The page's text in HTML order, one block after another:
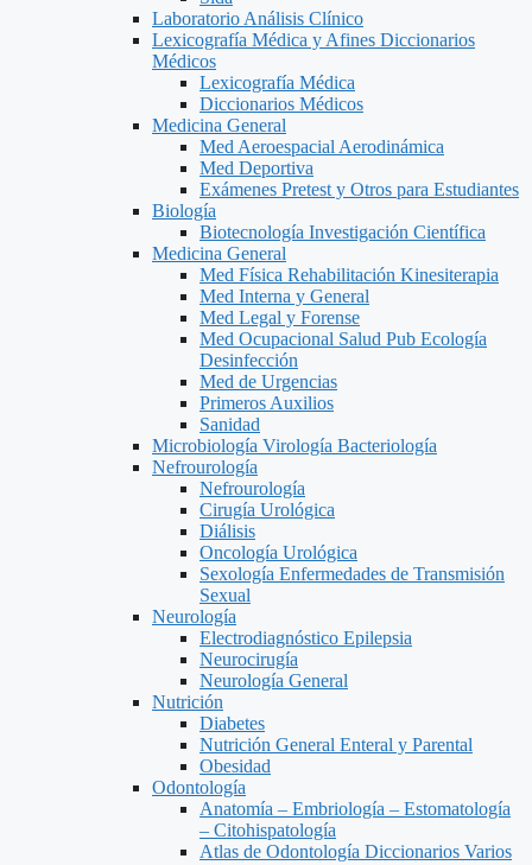
Laboratorio Análisis Clínico
Lexicografía Médica y Afines Diccionarios
Médicos
Lexicografía Médica
Diccionarios Médicos
Medicina General
Med Aeroespacial Aerodinámica
Med Deportiva
Exámenes Pretest y Otros para Estudiantes
Biología
Biotecnología Investigación Científica
Medicina General
Med Física Rehabilitación Kinesiterapia
Med Interna y General
Med Legal y Forense
Med Ocupacional Salud Pub Ecología
Desinfección
Med de Urgencias
Primeros Auxilios
Sanidad
Microbiología Virología Bacteriología
Nefrourología
Nefrourología
Cirugía Urológica
Diálisis
Oncología Urológica
Sexología Enfermedades de Transmisión
Sexual
Neurología
Electrodiagnóstico Epilepsia
Neurocirugía
Neurología General
Nutrición
Diabetes
Nutrición General Enteral y Parental
Obesidad
Odontología
Anatomía – Embriología – Estomatología
– Citohispatología
Atlas de Odontología Diccionarios Varios